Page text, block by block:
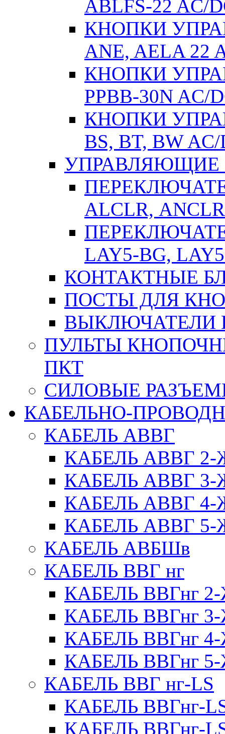
ABLFS-22 AC/
КНОПКИ
ANE, AELA 22
КНОПКИ
РPВВ-30N AC/
КНОПКИ
BS, BT, BW AC/
УПРАВЛЯЮЩИЕ
АLСLR, АNСLR
LAY5-BG,
КОНТАКТНЫЕ
ПОСТЫ ДЛЯ
ВЫКЛЮЧАТЕЛИ
ПУЛЬТЫ
ПКТ
СИЛОВЫЕ
КАБЕЛЬНО-
КАБЕЛЬ АВВГ
КАБЕЛЬ АВВГ
КАБЕЛЬ АВВГ
КАБЕЛЬ АВВГ
КАБЕЛЬ АВВГ
КАБЕЛЬ АВБШв
КАБЕЛЬ ВВГ нг
КАБЕЛЬ ВВГнг
КАБЕЛЬ ВВГнг
КАБЕЛЬ ВВГнг
КАБЕЛЬ ВВГнг
КАБЕЛЬ ВВГ нг-LS
КАБЕЛЬ ВВГнг-
КАБЕЛЬ ВВГнг-